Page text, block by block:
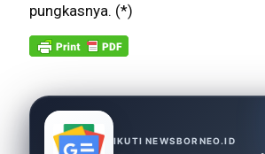
pungkasnya. (*)
IKUTI NEWSBORNEO.ID